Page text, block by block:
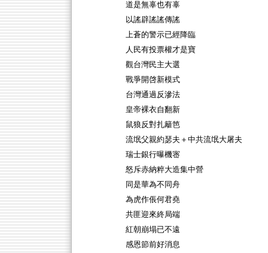
道是無辜也有辜
以謠辟謠謠傳謠
上蒼的警示已經降臨
人民有投票權才是寶
觀台灣民主大選
戰爭開啓新模式
台灣通過反滲法
皇帝裸衣自翻新
鼠狼反對扎籬笆
流氓父親約瑟夫＋中共流氓大屠夫
瑞士銀行曝機宻
怒斥赤納粹大造集中營
同是華為不同舟
為虎作倀何君堯
共匪迎來終局端
紅朝崩塌已不遠
感恩節前好消息